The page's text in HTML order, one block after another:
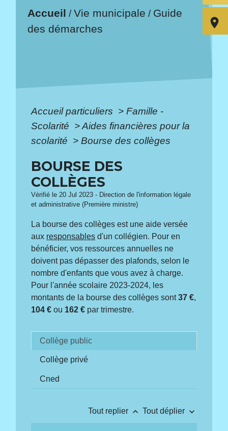
Accueil /Vie municipale / Guide
des démarches
Accueil particuliers > Famille -
Scolarité >Aides financières pour la
scolarité > Bourse des collèges
BOURSE DES
COLLÈGES
Vérifié le 20 Jul 2023 - Direction de l'information légale
et administrative (Première ministre)
La bourse des collèges est une aide versée
aux responsables d'un collégien. Pour en
bénéficier, vos ressources annuelles ne
doivent pas dépasser des plafonds, selon le
nombre d'enfants que vous avez à charge.
Pour l'année scolaire 2023-2024, les
montants de la bourse des collèges sont37 €,
104 € ou 162 € par trimestre.
Collège public
Collège privé
Cned
Tout replier keyboard_arrow_up Tout déplier keyboard_arrow_down
room